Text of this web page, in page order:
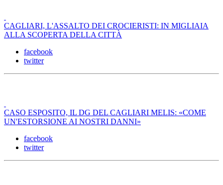
CAGLIARI, L'ASSALTO DEI CROCIERISTI: IN MIGLIAIA
ALLA SCOPERTA DELLA CITTÀ
facebook
twitter
CASO ESPOSITO, IL DG DEL CAGLIARI MELIS: «COME
UN'ESTORSIONE AI NOSTRI DANNI»
facebook
twitter